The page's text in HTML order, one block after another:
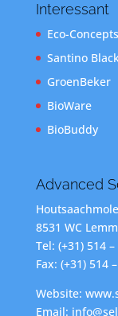
Interessant
Eco-Concepts
Santino
GroenBeker
BioWare
BioBuddy
Advanced
8531 WC
Tel: (+31) 514
Fax: (+31) 514
Website:
Email: